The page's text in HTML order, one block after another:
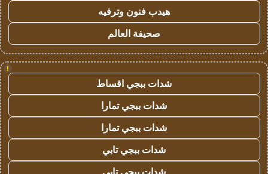
هيدب فنون وترفيه
صحيفة العالم
!
شدات ببجي اقساط
شدات ببجي تمارا
شدات ببجي تمارا
شدات ببجي تابي
شدات ببجي تابي